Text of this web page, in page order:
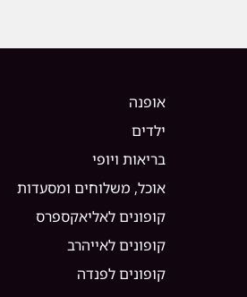
אופנה
ילדים
בריאות ויופי
אוכל, משלוחים ומסעדות
קופונים לאליאקספרס
קופונים לאייהרב
קופונים לפנדה